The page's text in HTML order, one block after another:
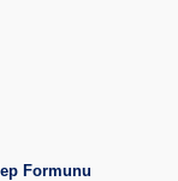
Formunu